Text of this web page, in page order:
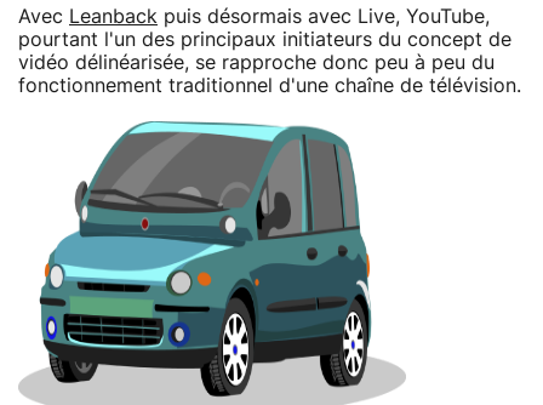
Avec Leanback puis désormais avec Live, YouTube,
pourtant l'un des principaux initiateurs du concept de
vidéo délinéarisée, se rapproche donc peu à peu du
fonctionnement traditionnel d'une chaîne de télévision.